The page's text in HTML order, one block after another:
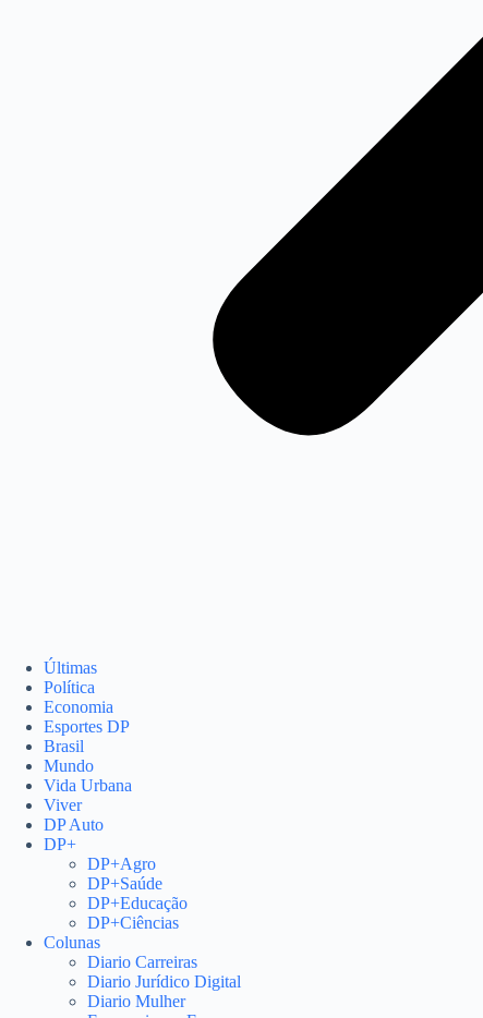
Últimas
Política
Economia
Esportes DP
Brasil
Mundo
Vida Urbana
Viver
DP Auto
DP+
DP+Agro
DP+Saúde
DP+Educação
DP+Ciências
Colunas
Diario Carreiras
Diario Jurídico Digital
Diario Mulher